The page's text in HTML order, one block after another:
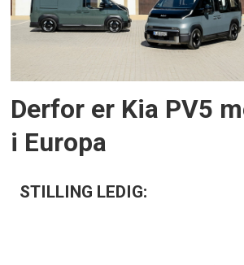
Derfor er Kia PV5
i Europa
STILLING LEDIG: